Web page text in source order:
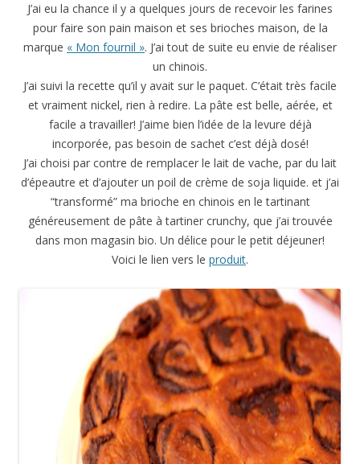
J’ai eu la chance il y a quelques jours de recevoir les farines
pour faire son pain maison et ses brioches maison, de la
marque « Mon fournil ». J’ai tout de suite eu envie de réaliser
un chinois.
J’ai suivi la recette qu’il y avait sur le paquet. C’était très facile
et vraiment nickel, rien à redire. La pâte est belle, aérée, et
facile a travailler! J’aime bien l’idée de la levure déjà
incorporée, pas besoin de sachet c’est déjà dosé!
J’ai choisi par contre de remplacer le lait de vache, par du lait
d’épeautre et d’ajouter un poil de crème de soja liquide. et j’ai
“transformé” ma brioche en chinois en le tartinant
généreusement de pâte à tartiner crunchy, que j’ai trouvée
dans mon magasin bio. Un délice pour le petit déjeuner!
Voici le lien vers le produit.